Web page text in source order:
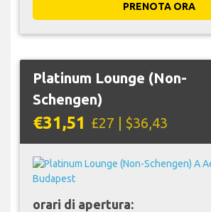
PRENOTA ORA
Platinum Lounge (Non-
Schengen)
€31,51 £27 | $36,43
orari di apertura: